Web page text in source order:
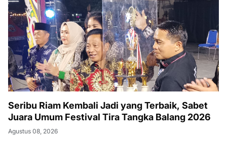
Seribu Riam Kembali Jadi yang Terbaik, Sabet
Juara Umum Festival Tira Tangka Balang 2026
Agustus 08, 2026